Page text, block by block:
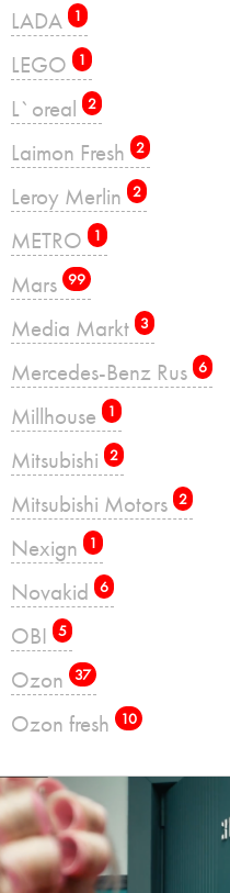
LADA 1
LEGO 1
L`oreal 2
Laimon Fresh 2
Leroy Merlin 2
METRO 1
Mars 99
Media Markt 3
Mercedes-Benz Rus 6
Millhouse 1
Mitsubishi 2
Mitsubishi Motors 2
Nexign 1
Novakid 6
OBI 5
Ozon 37
Ozon fresh 10